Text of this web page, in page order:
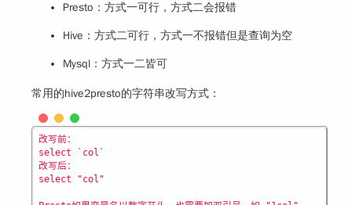
Presto：方式一可行，方式二会报错
Hive：方式二可行，方式一不报错但是查询为空
Mysql：方式一二皆可
常用的hive2presto的字符串改写方式：
改写前：
select `col`
改写后：
select "col"